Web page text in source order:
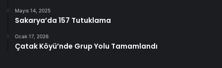
Mayıs 14, 2025
Sakarya’da 157 Tutuklama
Ocak 17, 2026
Çatak Köyü’nde Grup Yolu Tamamlandı